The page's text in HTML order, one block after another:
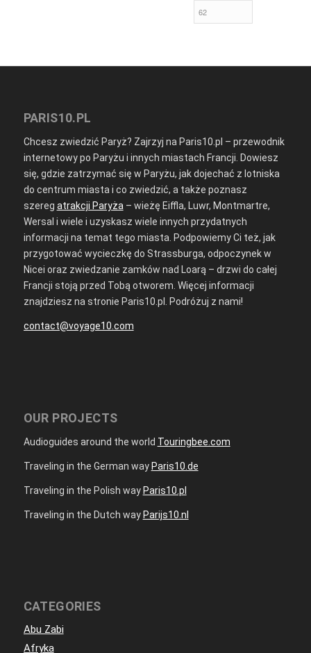
PARIS10.PL
Chcesz zwiedzić Paryż? Zajrzyj na Paris10.pl – przewodnik
internetowy po Paryżu i innych miastach Francji. Dowiesz
się, gdzie zatrzymać się w Paryżu, jak dojechać z lotniska
do centrum miasta i co zwiedzić, a także poznasz
szereg atrakcji Paryża– wieżę Eiffla, Luwr, Montmartre,
Wersal i wiele i uzyskasz wiele innych przydatnych
informacji na temat tego miasta. Podpowiemy Ci też, jak
przygotować wycieczkę do Strassburga, odpoczynek w
Nicei oraz zwiedzanie zamków nad Loarą – drzwi do całej
Francji stoją przed Tobą otworem. Więcej informacji
znajdziesz na stronie Paris10.pl. Podróżuj z nami!
contact@voyage10.com
OUR PROJECTS
Audioguides around the world Touringbee.com
Traveling in the German way Paris10.de
Traveling in the Polish way Paris10.pl
Traveling in the Dutch way Parijs10.nl
CATEGORIES
Abu Zabi
Afryka